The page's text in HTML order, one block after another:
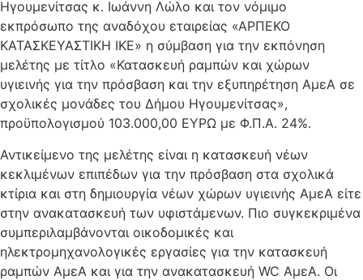
Ηγουμενίτσας κ. Ιωάννη Λώλο και τον νόμιμο
εκπρόσωπο της αναδόχου εταιρείας «ΑΡΠΕΚΟ
ΚΑΤΑΣΚΕΥΑΣΤΙΚΗ ΙΚΕ» η σύμβαση για την εκπόνηση
μελέτης με τίτλο «Κατασκευή ραμπών και χώρων
υγιεινής για την πρόσβαση και την εξυπηρέτηση ΑμεΑ σε
σχολικές μονάδες του Δήμου Ηγουμενίτσας»,
προϋπολογισμού 103.000,00 ΕΥΡΩ με Φ.Π.Α. 24%.
Αντικείμενο της μελέτης είναι η κατασκευή νέων
κεκλιμένων επιπέδων για την πρόσβαση στα σχολικά
κτίρια και στη δημιουργία νέων χώρων υγιεινής ΑμεΑ είτε
στην ανακατασκευή των υφιστάμενων. Πιο συγκεκριμένα
συμπεριλαμβάνονται οικοδομικές και
ηλεκτρομηχανολογικές εργασίες για την κατασκευή
ραμπών ΑμεΑ και για την ανακατασκευή WC ΑμεΑ. Οι